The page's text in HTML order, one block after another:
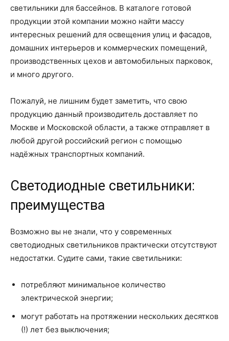
светильники для бассейнов. В каталоге готовой
продукции этой компании можно найти массу
интересных решений для освещения улиц и фасадов,
домашних интерьеров и коммерческих помещений,
производственных цехов и автомобильных парковок,
и много другого.
Пожалуй, не лишним будет заметить, что свою
продукцию данный производитель доставляет по
Москве и Московской области, а также отправляет в
любой другой российский регион с помощью
надёжных транспортных компаний.
Светодиодные светильники:
преимущества
Возможно вы не знали, что у современных
светодиодных светильников практически отсутствуют
недостатки. Судите сами, такие светильники:
потребляют минимальное количество
электрической энергии;
могут работать на протяжении нескольких десятков
(!) лет без выключения;